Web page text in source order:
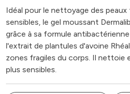
Idéal pour le nettoyage des
sensibles, le gel moussant
grâce à sa formule
l'extrait de plantules d'avoine
zones fragiles du corps. Il nettoie
plus sensibles.